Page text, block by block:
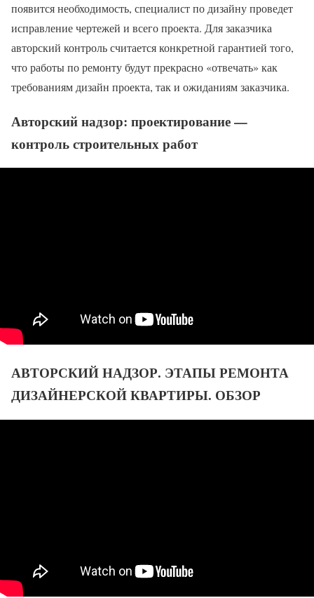
появится необходимость, специалист по дизайну проведет
исправление чертежей и всего проекта. Для заказчика
авторский контроль считается конкретной гарантией того,
что работы по ремонту будут прекрасно «отвечать» как
требованиям дизайн проекта, так и ожиданиям заказчика.
Авторский надзор: проектирование —
контроль строительных работ
АВТОРСКИЙ НАДЗОР. ЭТАПЫ РЕМОНТА
ДИЗАЙНЕРСКОЙ КВАРТИРЫ. ОБЗОР